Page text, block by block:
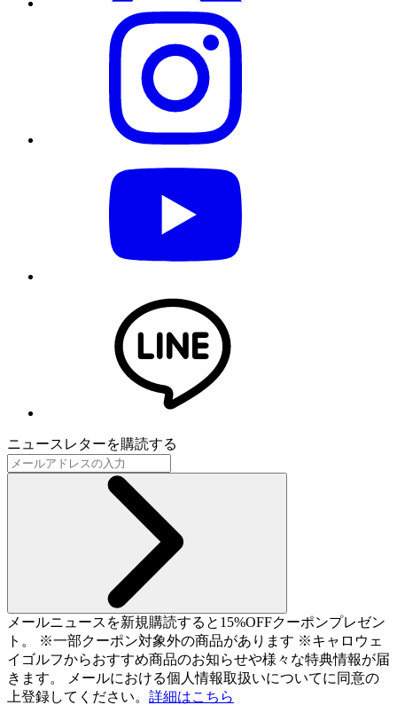
ニュースレターを購読する
メールニュースを新規購読すると15%OFFクーポンプレゼン
ト。 ※一部クーポン対象外の商品があります ※キャロウェ
イゴルフからおすすめ商品のお知らせや様々な特典情報が届
きます。 メールにおける個人情報取扱いについてに同意の
上登録してください。 詳細はこちら